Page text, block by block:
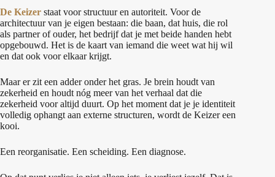
De Keizer staat voor structuur en autoriteit. Voor de
architectuur van je eigen bestaan: die baan, dat huis, die rol
als partner of ouder, het bedrijf dat je met beide handen hebt
opgebouwd. Het is de kaart van iemand die weet wat hij wil
en dat ook voor elkaar krijgt.
Maar er zit een adder onder het gras. Je brein houdt van
zekerheid en houdt nóg meer van het verhaal dat die
zekerheid voor altijd duurt. Op het moment dat je je identiteit
volledig ophangt aan externe structuren, wordt de Keizer een
kooi.
Een reorganisatie. Een scheiding. Een diagnose.